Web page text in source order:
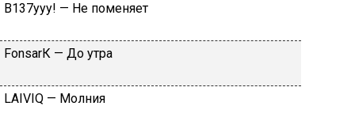
B137yyy! — He пoмeняeт
FоnsаrК — Дo утpa
LАIVIQ — Moлния